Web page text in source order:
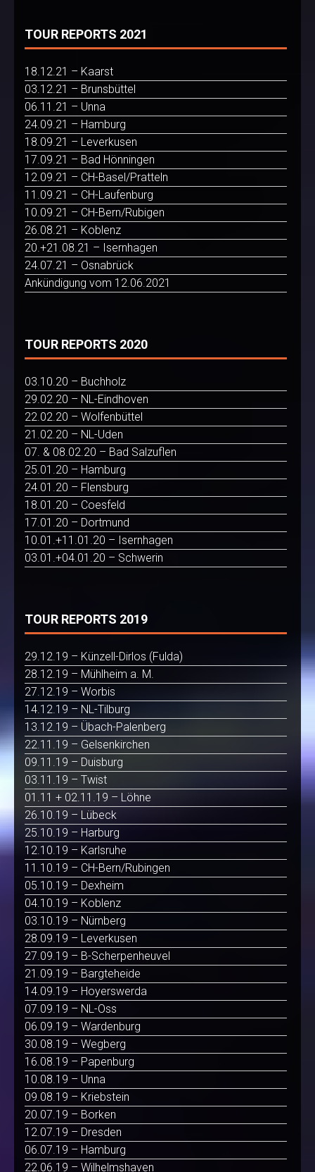
TOUR REPORTS 2021
18.12.21 – Kaarst
03.12.21 – Brunsbüttel
06.11.21 – Unna
24.09.21 – Hamburg
18.09.21 – Leverkusen
17.09.21 – Bad Hönningen
12.09.21 – CH-Basel/Pratteln
11.09.21 – CH-Laufenburg
10.09.21 – CH-Bern/Rubigen
26.08.21 – Koblenz
20.+21.08.21 – Isernhagen
24.07.21 – Osnabrück
Ankündigung vom 12.06.2021
TOUR REPORTS 2020
03.10.20 – Buchholz
29.02.20 – NL-Eindhoven
22.02.20 – Wolfenbüttel
21.02.20 – NL-Uden
07. & 08.02.20 – Bad Salzuflen
25.01.20 – Hamburg
24.01.20 – Flensburg
18.01.20 – Coesfeld
17.01.20 – Dortmund
10.01.+11.01.20 – Isernhagen
03.01.+04.01.20 – Schwerin
TOUR REPORTS 2019
29.12.19 – Künzell-Dirlos (Fulda)
28.12.19 – Mühlheim a. M.
27.12.19 – Worbis
14.12.19 – NL-Tilburg
13.12.19 – Übach-Palenberg
22.11.19 – Gelsenkirchen
09.11.19 – Duisburg
03.11.19 – Twist
01.11 + 02.11.19 – Löhne
26.10.19 – Lübeck
25.10.19 – Harburg
12.10.19 – Karlsruhe
11.10.19 – CH-Bern/Rubingen
05.10.19 – Dexheim
04.10.19 – Koblenz
03.10.19 – Nürnberg
28.09.19 – Leverkusen
27.09.19 – B-Scherpenheuvel
21.09.19 – Bargteheide
14.09.19 – Hoyerswerda
07.09.19 – NL-Oss
06.09.19 – Wardenburg
30.08.19 – Wegberg
16.08.19 – Papenburg
10.08.19 – Unna
09.08.19 – Kriebstein
20.07.19 – Borken
12.07.19 – Dresden
06.07.19 – Hamburg
22.06.19 – Wilhelmshaven